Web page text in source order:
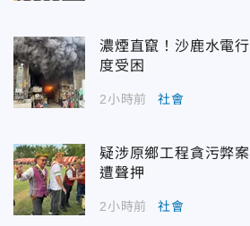
濃煙直竄！沙鹿水電
度受困
2小時前 社會
疑涉原鄉工程貪污弊
遭聲押
2小時前 社會